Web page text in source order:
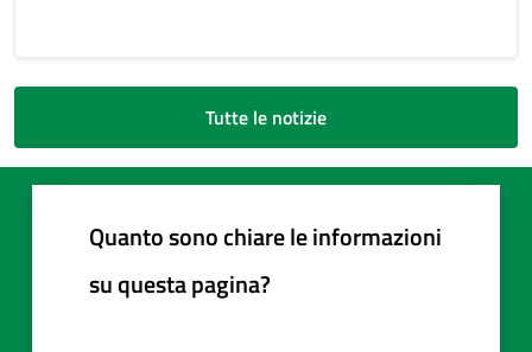
Tutte le notizie
Quanto sono chiare le informazioni
su questa pagina?